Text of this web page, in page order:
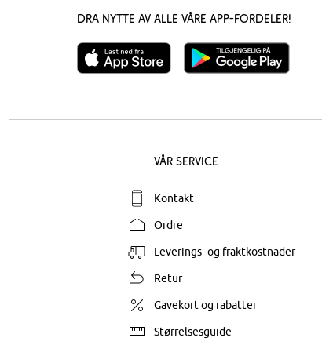
Dra nytte av alle våre app-fordeler!
Vår service
Kontakt
Ordre
Leverings- og fraktkostnader
Retur
Gavekort og rabatter
Størrelsesguide